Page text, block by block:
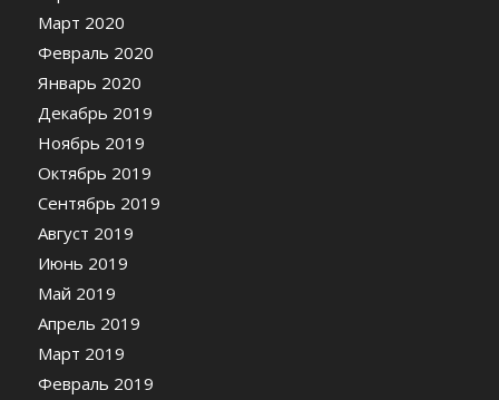
Март 2020
Февраль 2020
Январь 2020
Декабрь 2019
Ноябрь 2019
Октябрь 2019
Сентябрь 2019
Август 2019
Июнь 2019
Май 2019
Апрель 2019
Март 2019
Февраль 2019